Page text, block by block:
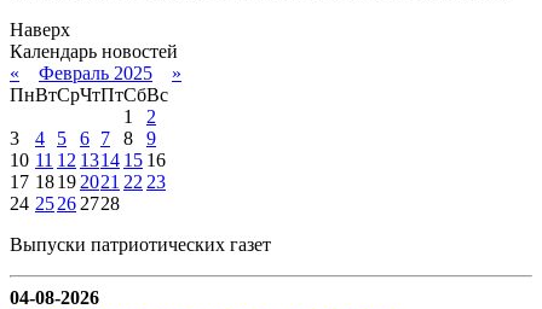
Наверх
Календарь новостей
«
Февраль 2025
»
ПнВтСрЧтПтСбВс
1
2
3
4 5 6 7 8
9
10 11 12 1314 15 16
17 1819 2021 22 23
24 2526 2728
Выпуски патриотических газет
04-08-2026